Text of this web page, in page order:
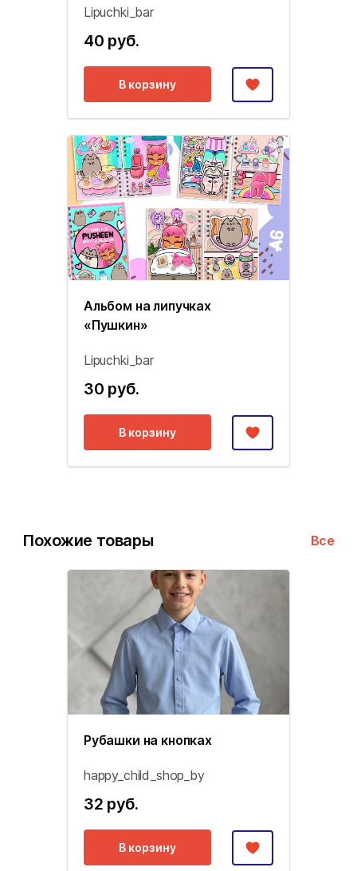
Lipuchki_bar
40 руб.
В корзину
Альбом на липучках
«Пушкин»
Lipuchki_bar
30 руб.
В корзину
Похожие товары Все
Рубашки на кнопках
happy_child_shop_by
32 руб.
В корзину